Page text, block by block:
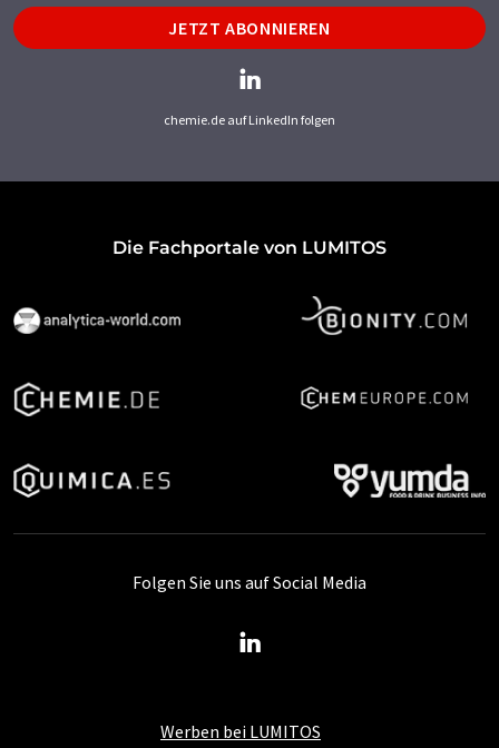
JETZT ABONNIEREN
chemie.de auf LinkedIn folgen
Die Fachportale von LUMITOS
Werben bei LUMITOS
Folgen Sie uns auf Social Media